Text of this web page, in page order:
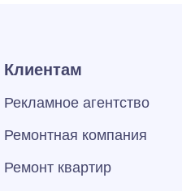
Клиентам
Рекламное агентство
Ремонтная компания
Ремонт квартир